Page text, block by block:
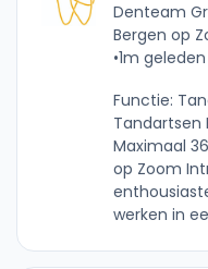
Denteam
Bergen op
•1m geleden
Functie:
Tandartsen
Maximaal
op Zoom
werken in